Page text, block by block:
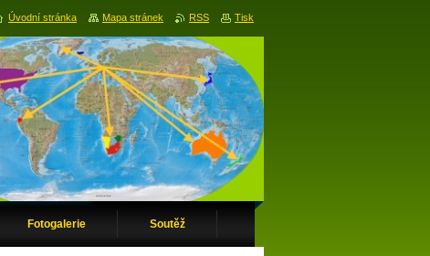
Fotogalerie Soutěž
Úvodní stránka Mapa stránek RSS Tisk